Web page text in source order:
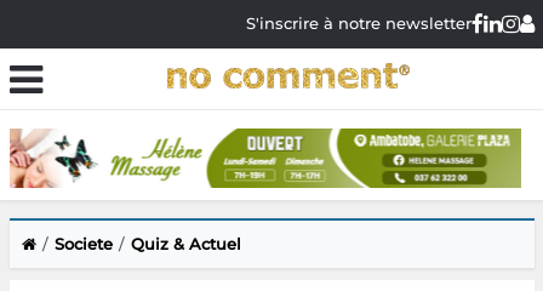
S'inscrire à notre newsletter
Societe Quiz & Actuel